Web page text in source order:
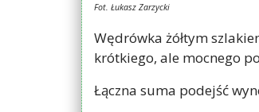
Fot. Łukasz Zarzycki
Wędrówka żółtym
krótkiego, ale mocnego
Łączna suma podejść